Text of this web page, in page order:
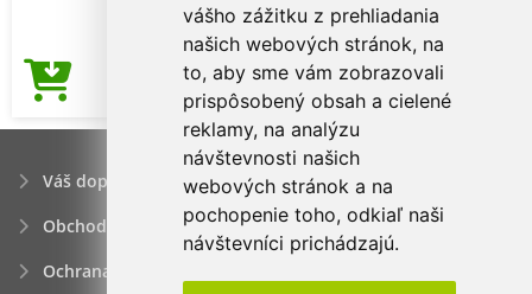
vášho zážitku z prehliadania
našich webových stránok, na
to, aby sme vám zobrazovali
prispôsobený obsah a cielené
reklamy, na analýzu
návštevnosti našich
webových stránok a na
pochopenie toho, odkiaľ naši
návštevníci prichádzajú.
Cena od 4,59€
Váš dopyt
Obchodné podmienky
Ochrana osobných údajov